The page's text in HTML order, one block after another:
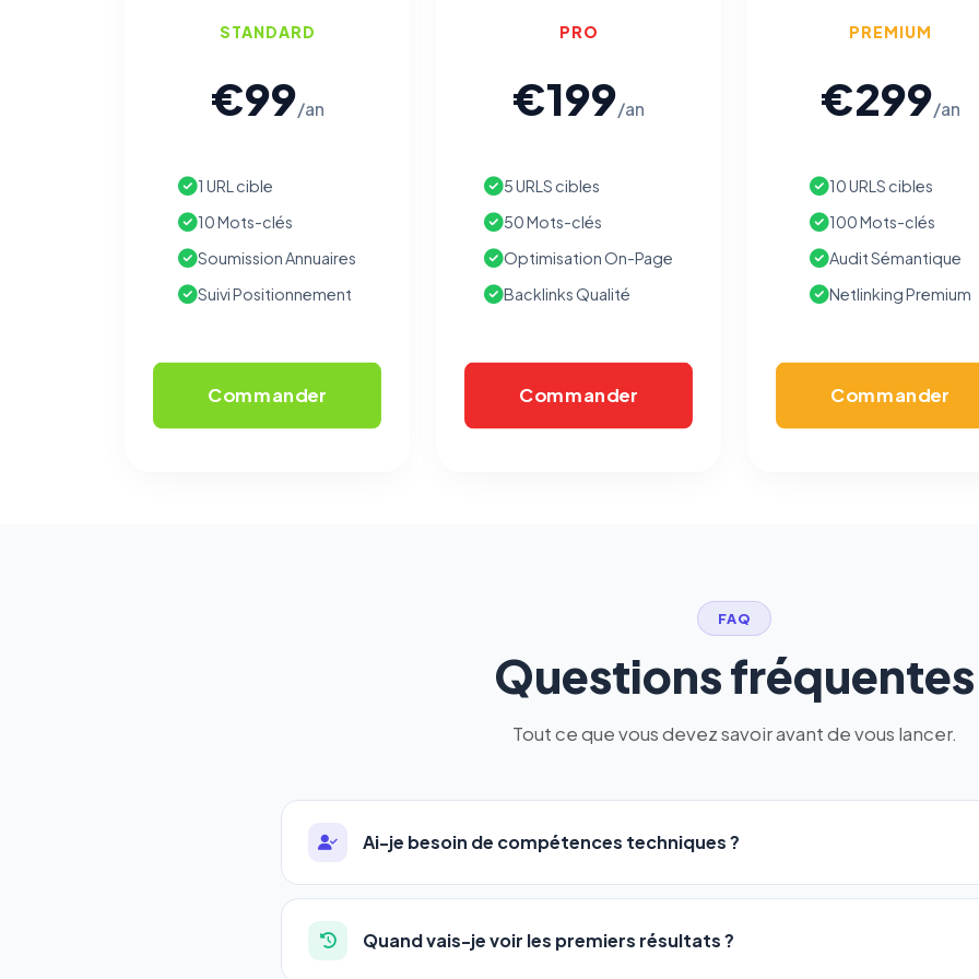
STANDARD
€99/an
1 URL cible
10 Mots-clés
Soumission Annuaires
Suivi Positionnement
Commander
PRO
€199/an
5 URLS cibles
50 Mots-clés
Optimisation On-Page
Backlinks Qualité
Commander
PREMIUM
€299/an
10 URLS cibles
100 Mots-clés
Audit Sémantique
Netlinking Premium
Commander
FAQ
Questions fréquentes
Tout ce que vous devez savoir avant de vous lancer.
Ai-je besoin de compétences techniques ?
Absolument pas. Notre logiciel a été conçu pour être accessible àtous les profils:
auto-entrepreneurs, PME ou agences. Pas de code, pas de configuration complexe —
l'adresse de votre site, décrivez votre activité, et le logiciel gère tout en automatique
Quand vais-je voir les premiers résultats ?